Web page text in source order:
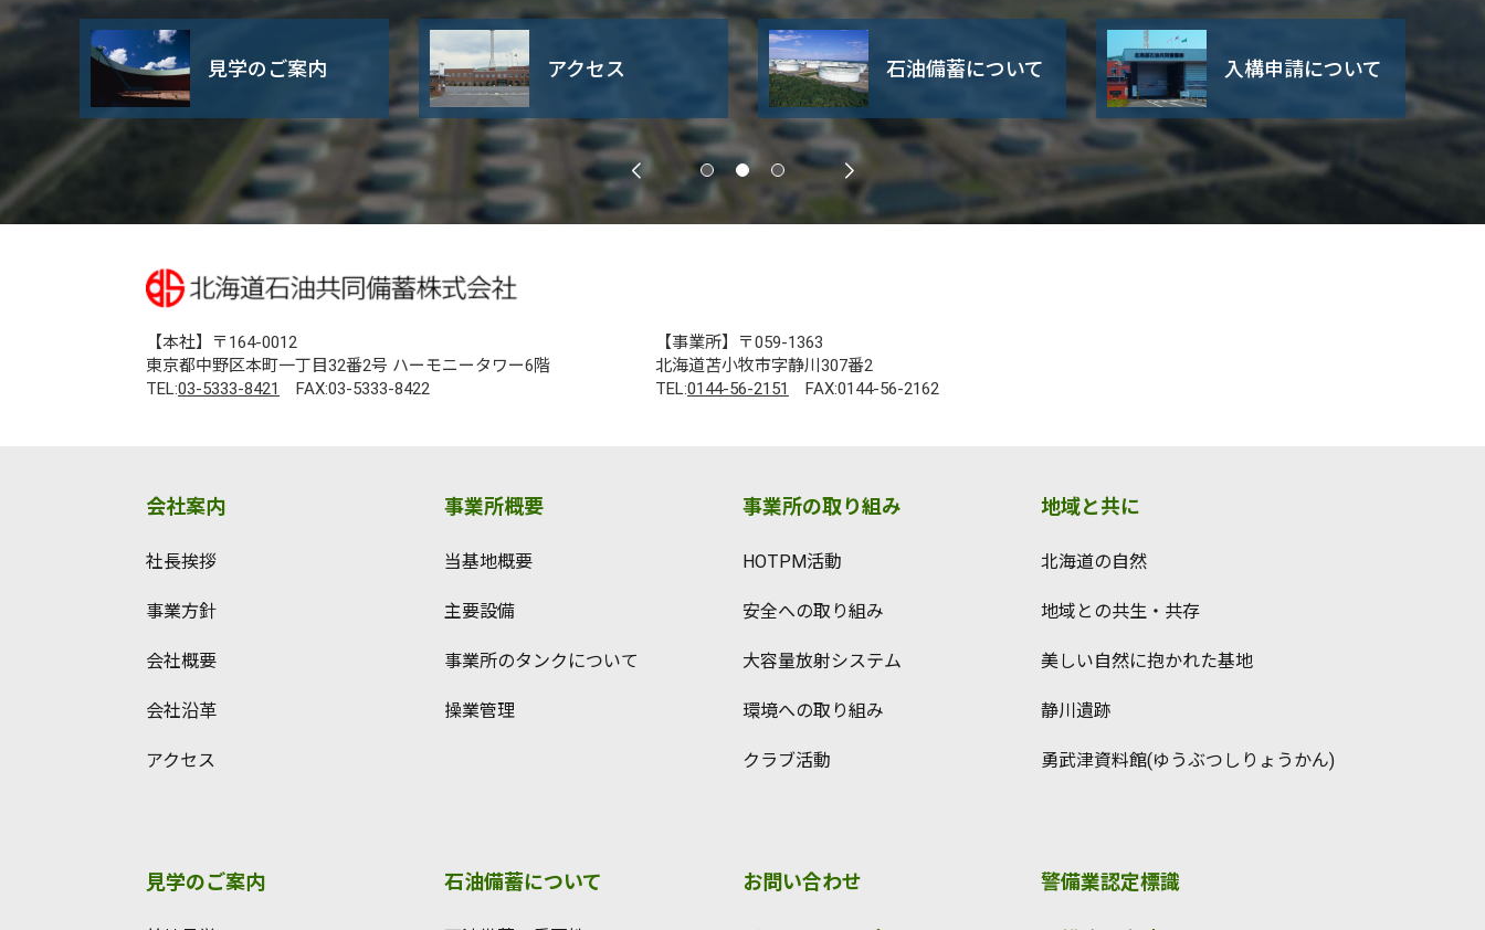
見学のご案内 アクセス 石油備蓄について 入構申請について
【本社】〒164-0012
東京都中野区本町一丁目32番2号 ハーモニータワー6階
TEL:03-5333-8421 FAX:03-5333-8422
【事業所】〒059-1363
北海道苫小牧市字静川307番2
TEL:0144-56-2151 FAX:0144-56-2162
会社案内
社長挨拶
事業方針
会社概要
会社沿革
アクセス
事業所概要
当基地概要
主要設備
事業所のタンクについて
操業管理
事業所の取り組み
HOTPM活動
安全への取り組み
大容量放射システム
環境への取り組み
クラブ活動
地域と共に
北海道の自然
地域との共生・共存
美しい自然に抱かれた基地
静川遺跡
勇武津資料館(ゆうぶつしりょうかん)
見学のご案内 石油備蓄について お問い合わせ 警備業認定標識